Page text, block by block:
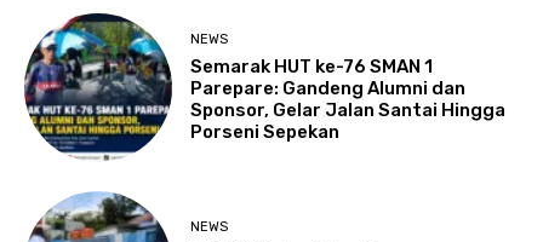
NEWS
Semarak HUT ke-76 SMAN 1
Parepare: Gandeng Alumni dan
Sponsor, Gelar Jalan Santai Hingga
Porseni Sepekan
NEWS